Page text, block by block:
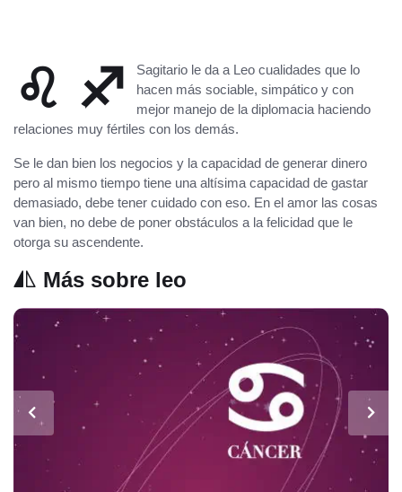
♌ ♐
Sagitario le da a Leo cualidades que lo
hacen más sociable, simpático y con
mejor manejo de la diplomacia haciendo
relaciones muy fértiles con los demás.
Se le dan bien los negocios y la capacidad de generar dinero
pero al mismo tiempo tiene una altísima capacidad de gastar
demasiado, debe tener cuidado con eso. En el amor las cosas
van bien, no debe de poner obstáculos a la felicidad que le
otorga su ascendente.
Más sobre leo